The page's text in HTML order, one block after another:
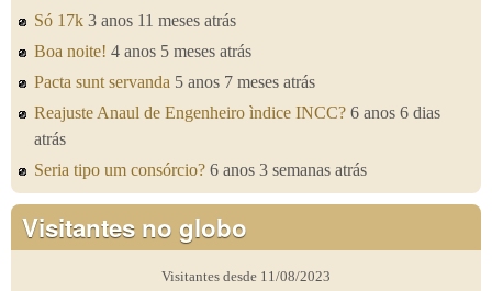
Só 17k 3 anos 11 meses atrás
Boa noite! 4 anos 5 meses atrás
Pacta sunt servanda 5 anos 7 meses atrás
Reajuste Anaul de Engenheiro ìndice INCC? 6 anos 6 dias
atrás
Seria tipo um consórcio? 6 anos 3 semanas atrás
Visitantes no globo
Visitantes desde 11/08/2023